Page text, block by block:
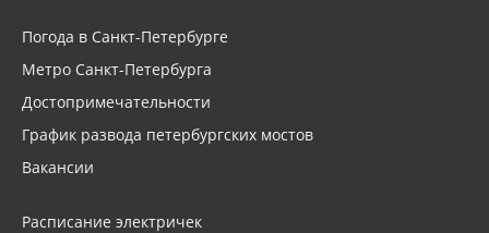
Погода в Санкт-Петербурге
Метро Санкт-Петербурга
Достопримечательности
График развода петербургских мостов
Вакансии
Расписание электричек